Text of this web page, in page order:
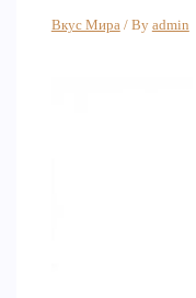
Вкус Мира / By admin